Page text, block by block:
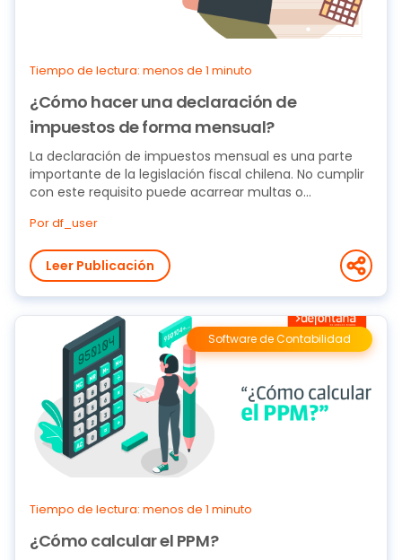
Tiempo de lectura: menos de 1 minuto
¿Cómo hacer una declaración de
impuestos de forma mensual?
La declaración de impuestos mensual es una parte
importante de la legislación fiscal chilena. No cumplir
con este requisito puede acarrear multas o...
Por df_user
Leer Publicación
Software de Contabilidad
Tiempo de lectura: menos de 1 minuto
¿Cómo calcular el PPM?